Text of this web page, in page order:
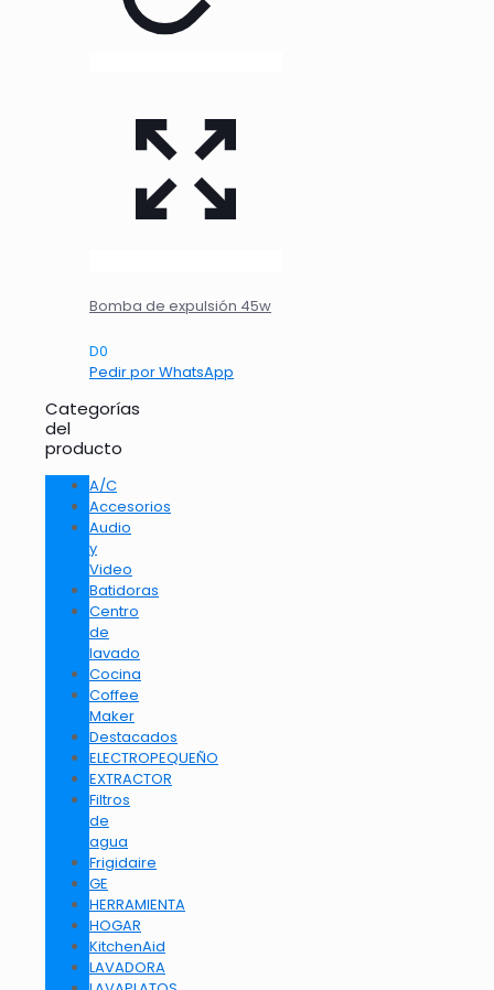
Bomba de expulsión 45w
D0
Pedir por WhatsApp
Categorías
del
producto
A/C
Accesorios
Audio
y
Video
Batidoras
Centro
de
lavado
Cocina
Coffee
Maker
Destacados
ELECTROPEQUEÑO
EXTRACTOR
Filtros
de
agua
Frigidaire
GE
HERRAMIENTA
HOGAR
KitchenAid
LAVADORA